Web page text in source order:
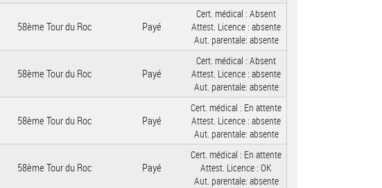
58ème Tour du Roc Payé
Cert. médical : Absent
Attest. Licence : absente
Aut. parentale: absente
58ème Tour du Roc Payé
Cert. médical : Absent
Attest. Licence : absente
Aut. parentale: absente
58ème Tour du Roc Payé
Cert. médical : En attente
Attest. Licence : absente
Aut. parentale: absente
58ème Tour du Roc Payé
Cert. médical : En attente
Attest. Licence : OK
Aut. parentale: absente